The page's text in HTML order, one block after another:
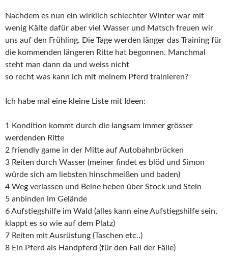
Nachdem es nun ein wirklich schlechter Winter war mit
wenig Kälte dafür aber viel Wasser und Matsch freuen wir
uns auf den Frühling. Die Tage werden länger das Training für
die kommenden längeren Ritte hat begonnen. Manchmal
steht man dann da und weiss nicht
so recht was kann ich mit meinem Pferd trainieren?
Ich habe mal eine kleine Liste mit Ideen:
1 Kondition kommt durch die langsam immer grösser
werdenden Ritte
2 friendly game in der Mitte auf Autobahnbrücken
3 Reiten durch Wasser (meiner findet es blöd und Simon
würde sich am liebsten hinschmeißen und baden)
4 Weg verlassen und Beine heben über Stock und Stein
5 anbinden im Gelände
6 Aufstiegshilfe im Wald (alles kann eine Aufstiegshilfe sein,
klappt es so wie auf dem Platz)
7 Reiten mit Ausrüstung (Taschen etc..)
8 Ein Pferd als Handpferd (für den Fall der Fälle)